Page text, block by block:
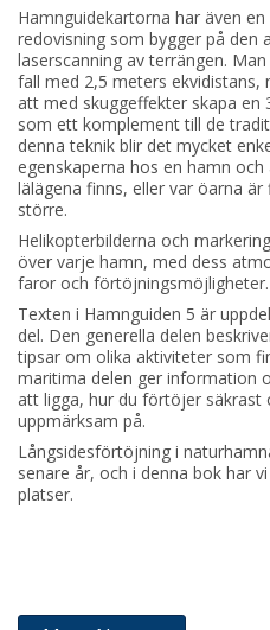
Hamnguidekartorna har även
redovisning som bygger på den
laserscanning av terrängen.
fall med 2,5 meters
att med skuggeffekter skapa
som ett komplement till de
denna teknik blir det mycket
egenskaperna hos en hamn
lälägena finns, eller var öarna
större.
Helikopterbilderna och
över varje hamn, med dess
faror och förtöjningsmöjligheter.
Texten i Hamnguiden 5 är
del. Den generella delen
tipsar om olika aktiviteter som
maritima delen ger information
att ligga, hur du förtöjer säkrast
uppmärksam på.
Långsidesförtöjning i
senare år, och i denna bok har
platser.